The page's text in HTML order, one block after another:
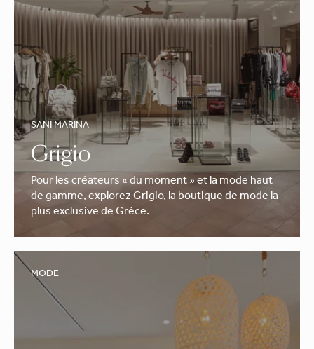
SANI MARINA
Grigio
Pour les créateurs « du moment » et la mode haut
de gamme, explorez Grigio, la boutique de mode la
plus exclusive de Grèce.
MODE